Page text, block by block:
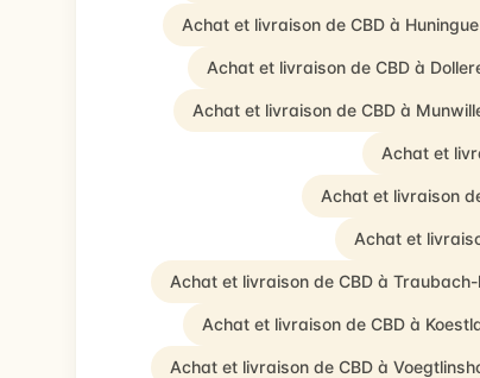
Achat et livraison de CBD à
Achat et livraison de CBD à
Achat et livraison de CBD à
Achat et
Achat et livraison
Achat et
Achat et livraison de CBD à
Achat et livraison de CBD à
Achat et livraison de CBD à